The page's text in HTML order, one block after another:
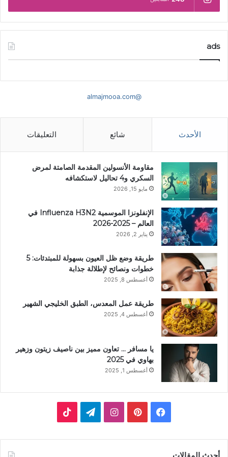
ads
@almajmooa.com
الأحدث شائع التعليقات
مقاومة الأنسولين المقدمة الصامتة لمرض
السكري و4 تحاليل لاستكشافه
مايو 15, 2026
الإنفلونزا الموسمية Influenza H3N2 في
العالم – 2025-2026
يناير 2, 2026
طريقة وضع ظل العيون بسهولة للمبتدئات: 5
خطوات ونصائح لإطلالة جذابة
أغسطس 8, 2025
طريقة عمل المعدس، الطبق الخليجي الشهير
أغسطس 4, 2025
يا مسافر … تعاون مميز بين ناصيف زيتون وزهير
بهاوي في 2025
أغسطس 1, 2025
فيسبوكبينتيريستانستقرامتيلقرام